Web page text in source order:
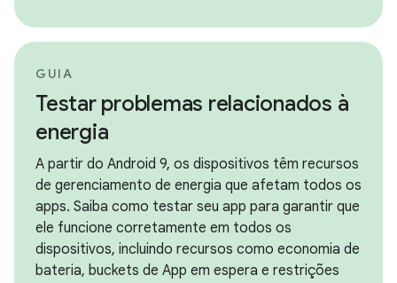
GUIA
Testar problemas relacionados à
energia
A partir do Android 9, os dispositivos têm recursos
de gerenciamento de energia que afetam todos os
apps. Saiba como testar seu app para garantir que
ele funcione corretamente em todos os
dispositivos, incluindo recursos como economia de
bateria, buckets de App em espera e restrições